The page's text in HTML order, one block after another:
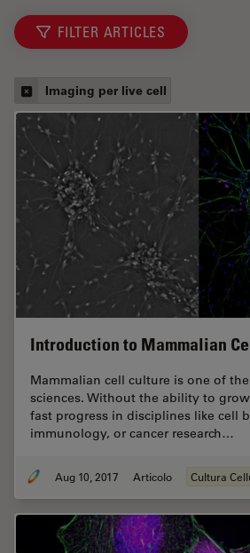
FILTER ARTICLES
Imaging per live cell
Introduction to Mammalian
Mammalian cell culture is one of
sciences. Without the ability to
fast progress in disciplines like cell
immunology, or cancer research…
Aug 10, 2017 Articolo Cultura